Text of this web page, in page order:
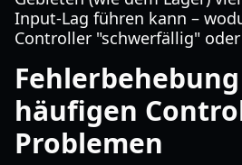
Input-Lag führen kann –
Controller "schwerfällig"
häufigen
Problemen